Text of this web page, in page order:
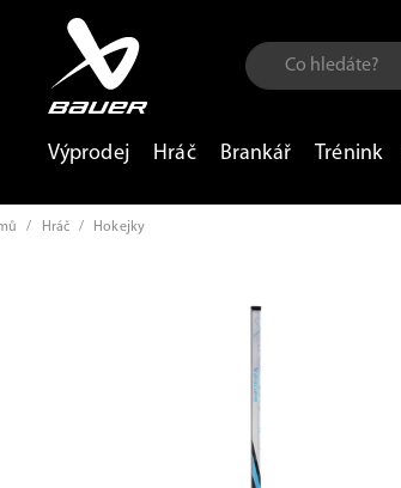
Výprodej Hráč Brankář Trénink
/ Hráč / Hokejky